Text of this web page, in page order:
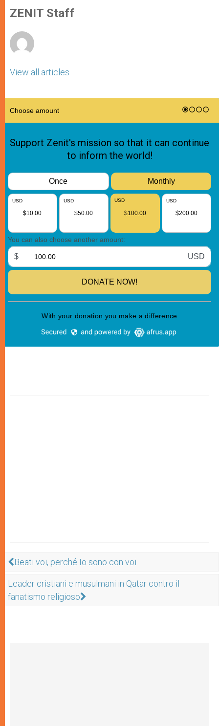
p
p
g
e
o
k
ZENIT Staff
View all articles
Beati voi, perché Io sono con voi
Leader cristiani e musulmani in Qatar contro il
fanatismo religioso